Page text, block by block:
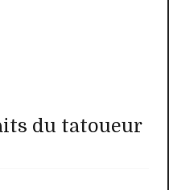
du tatoueur